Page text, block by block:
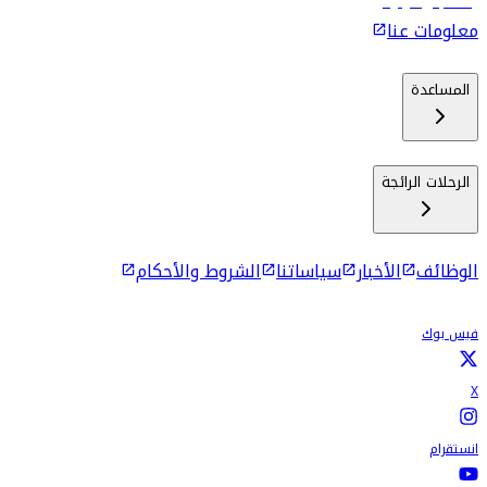
معلومات عنا
المساعدة
الرحلات الرائجة
الوظائف الأخبار سياساتنا الشروط والأحكام
فيس بوك
X
انستقرام